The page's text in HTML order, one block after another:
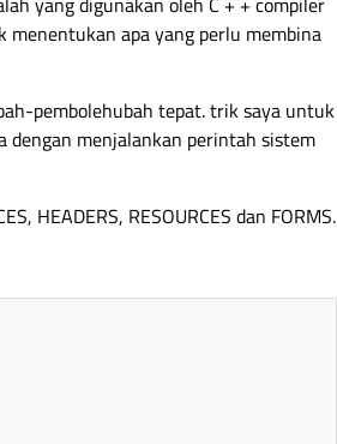
apa yang perlu membina
pembolehubah tepat. trik saya untuk
dengan menjalankan perintah sistem
HEADERS, RESOURCES dan FORMS.